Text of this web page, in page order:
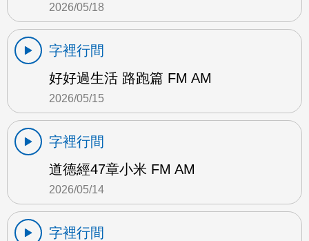
2026/05/18
字裡行間
好好過生活 路跑篇 FM AM
2026/05/15
字裡行間
道德經47章小米 FM AM
2026/05/14
字裡行間